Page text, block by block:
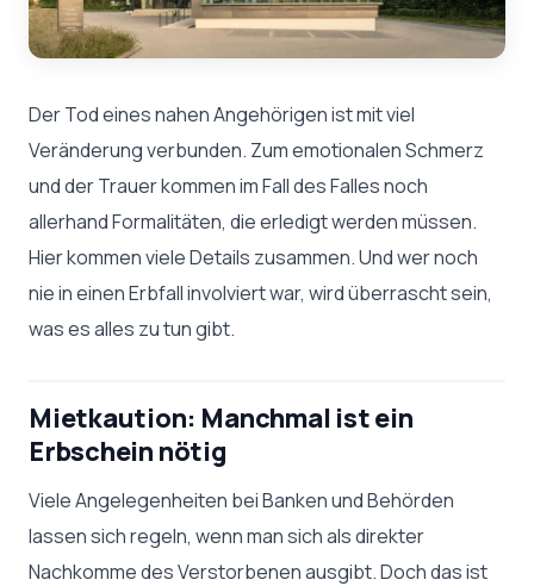
Der Tod eines nahen Angehörigen ist mit viel
Veränderung verbunden. Zum emotionalen Schmerz
und der Trauer kommen im Fall des Falles noch
allerhand Formalitäten, die erledigt werden müssen.
Hier kommen viele Details zusammen. Und wer noch
nie in einen Erbfall involviert war, wird überrascht sein,
was es alles zu tun gibt.
Mietkaution: Manchmal ist ein
Erbschein nötig
Viele Angelegenheiten bei Banken und Behörden
lassen sich regeln, wenn man sich als direkter
Nachkomme des Verstorbenen ausgibt. Doch das ist